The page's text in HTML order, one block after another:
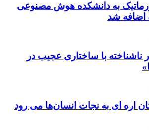
به دانشکده هوش مصنوعی
اضافه شد
با ساختاری عجیب در
اره ای به نجات انسان‌ها می رود